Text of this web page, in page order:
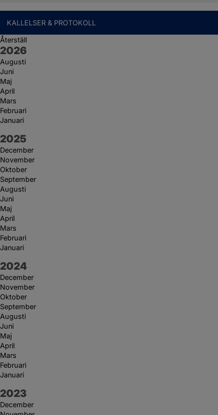
KALLELSER & PROTOKOLL
Återställ
År:
2026
Augusti
Juni
Maj
April
Mars
Februari
Januari
År:
2025
December
November
Oktober
September
Augusti
Juni
Maj
April
Mars
Februari
Januari
År:
2024
December
November
Oktober
September
Augusti
Juni
Maj
April
Mars
Februari
Januari
År:
2023
December